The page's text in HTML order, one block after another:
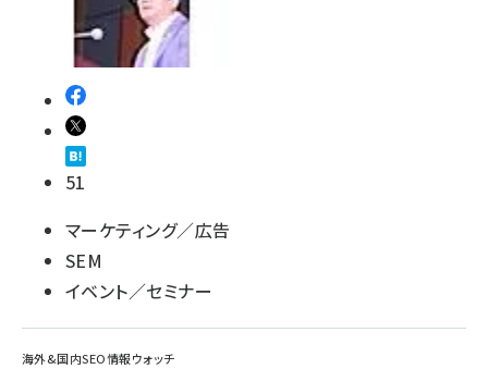
51
マーケティング／広告
SEM
イベント／セミナー
海外&国内SEO情報ウォッチ